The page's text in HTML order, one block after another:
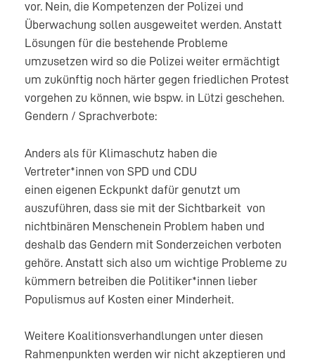
vor. Nein, die Kompetenzen der Polizei und
Überwachung sollen ausgeweitet werden. Anstatt
Lösungen für die bestehende Probleme
umzusetzen wird so die Polizei weiter ermächtigt
um zukünftig noch härter gegen friedlichen Protest
vorgehen zu können, wie bspw. in Lützi geschehen.
Gendern / Sprachverbote:
Anders als für Klimaschutz haben die
Vertreter*innen von SPD und CDU
einen eigenen Eckpunkt dafür genutzt um
auszuführen, dass sie mit der Sichtbarkeit von
nichtbinären Menschenein Problem haben und
deshalb das Gendern mit Sonderzeichen verboten
gehöre. Anstatt sich also um wichtige Probleme zu
kümmern betreiben die Politiker*innen lieber
Populismus auf Kosten einer Minderheit.
Weitere Koalitionsverhandlungen unter diesen
Rahmenpunkten werden wir nicht akzeptieren und